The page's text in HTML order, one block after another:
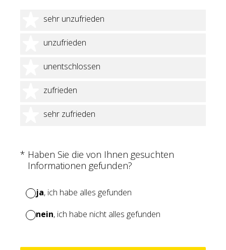
sehr unzufrieden
1 Stern
unzufrieden
2 Sterne
unentschlossen
3 Sterne
zufrieden
4 Sterne
sehr zufrieden
5 Sterne
* Haben Sie die von Ihnen gesuchten
Informationen gefunden?
(Erforderlich.)
ja, ich habe alles gefunden
nein, ich habe nicht alles gefunden